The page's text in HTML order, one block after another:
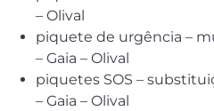
– Olival
piquete de urgência –
– Gaia – Olival
piquetes SOS –
– Gaia – Olival